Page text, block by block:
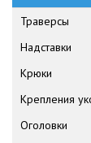
Траверсы
Надставки
Крюки
Крепления
Оголовки